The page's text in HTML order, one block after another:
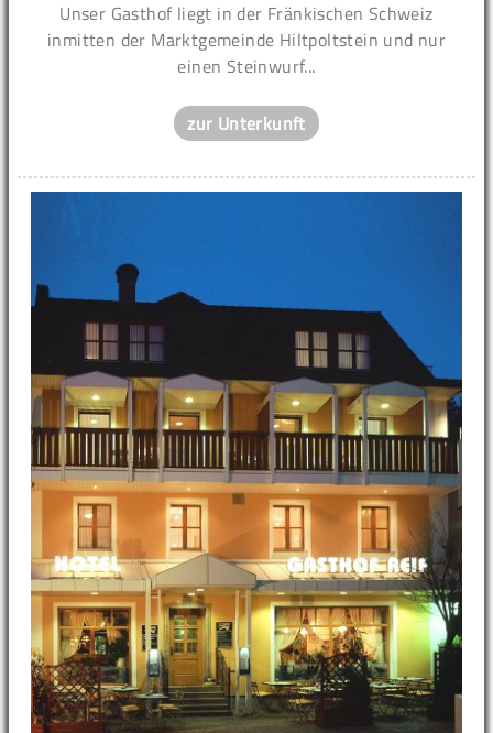
Unser Gasthof liegt in der Fränkischen Schweiz
inmitten der Marktgemeinde Hiltpoltstein und nur
einen Steinwurf...
zur Unterkunft